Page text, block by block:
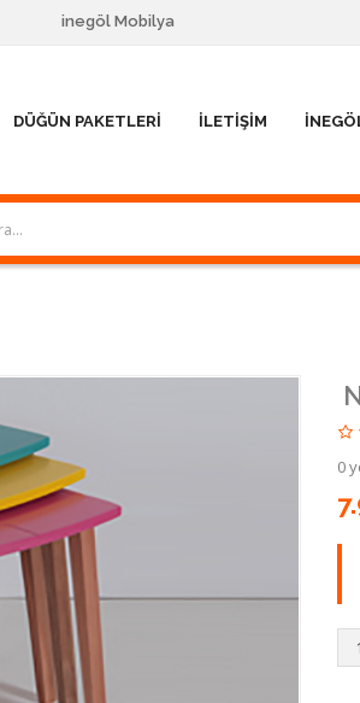
inegöl Mobilya
DÜĞÜN PAKETLERI İLETIŞIM
0